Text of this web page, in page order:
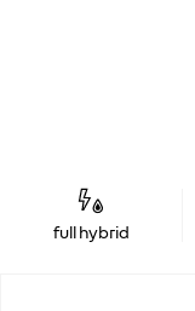
full hybrid